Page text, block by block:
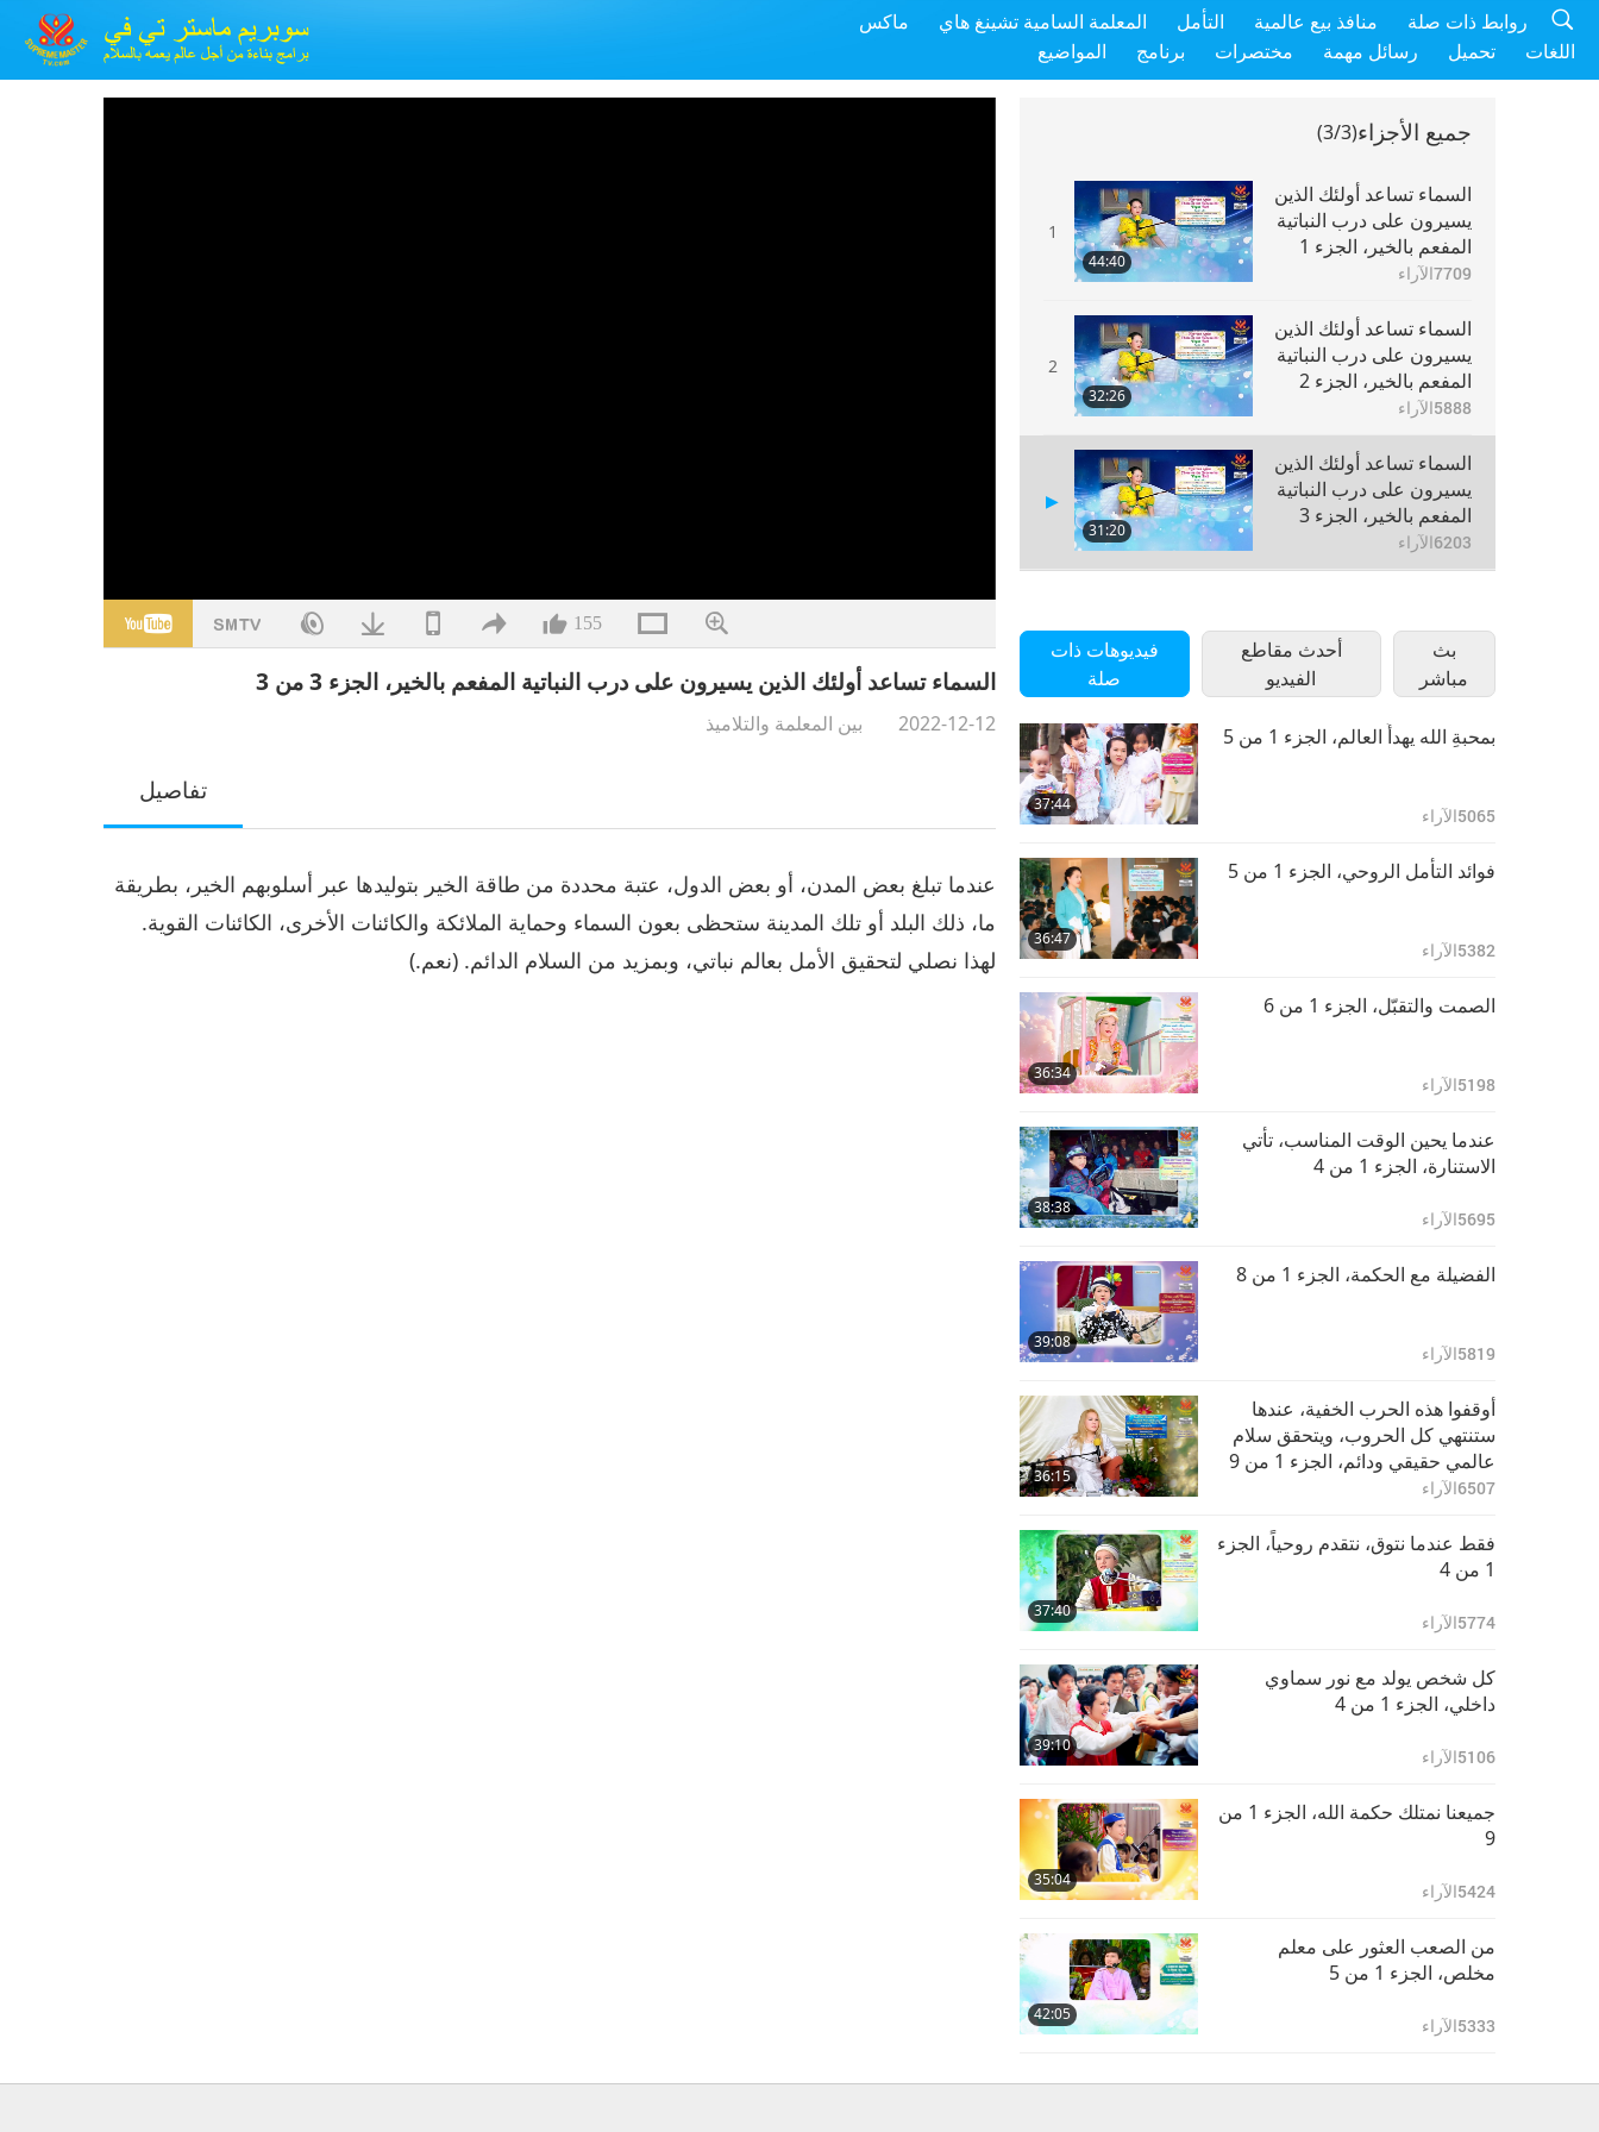
ماكس المعلمة السامية تشينغ هاي التأمل منافذ بيع عالمية
روابط ذات صلة
المواضيع
برنامج مختصرات رسائل مهمة تحميل اللغات
155
السماء تساعد أولئك الذين يسيرون على درب النباتية المفعم بالخير، الجزء 3 من 3
2022-12-12 بين المعلمة والتلاميذ
تفاصيل
عندما تبلغ بعض المدن، أو بعض الدول، عتبة محددة من طاقة الخير بتوليدها عبر أسلوبهم الخير، بطريقة
ما، ذلك البلد أو تلك المدينة ستحظى بعون السماء وحماية الملائكة والكائنات الأخرى، الكائنات القوية.
لهذا نصلي لتحقيق الأمل بعالم نباتي، وبمزيد من السلام الدائم. (نعم.)
جميع الأجزاء(3/3)
1
44:40
السماء تساعد أولئك الذين
يسيرون على درب النباتية
المفعم بالخير، الجزء 1
من 3
7709الآراء
2
32:26
السماء تساعد أولئك الذين
يسيرون على درب النباتية
المفعم بالخير، الجزء 2
من 3
5888الآراء
31:20
السماء تساعد أولئك الذين
يسيرون على درب النباتية
المفعم بالخير، الجزء 3
من 3
6203الآراء
فيديوهات ذات
صلة
أحدث مقاطع
الفيديو
بث
مباشر
37:44
بمحبةِ الله يهدأُ العالم، الجزء 1 من 5
5065الآراء
36:47
فوائد التأمل الروحي، الجزء 1 من 5
5382الآراء
36:34
الصمت والتقبّل، الجزء 1 من 6
5198الآراء
38:38
عندما يحين الوقت المناسب، تأتي
الاستنارة، الجزء 1 من 4
5695الآراء
39:08
الفضيلة مع الحكمة، الجزء 1 من 8
5819الآراء
36:15
أوقفوا هذه الحرب الخفية، عندها
ستنتهي كل الحروب، ويتحقق سلام
عالمي حقيقي ودائم، الجزء 1 من 9
6507الآراء
37:40
فقط عندما نتوق، نتقدم روحياً، الجزء
1 من 4
5774الآراء
39:10
كل شخص يولد مع نور سماوي
داخلي، الجزء 1 من 4
5106الآراء
35:04
جميعنا نمتلك حكمة الله، الجزء 1 من
9
5424الآراء
42:05
من الصعب العثور على معلم
مخلص، الجزء 1 من 5
5333الآراء